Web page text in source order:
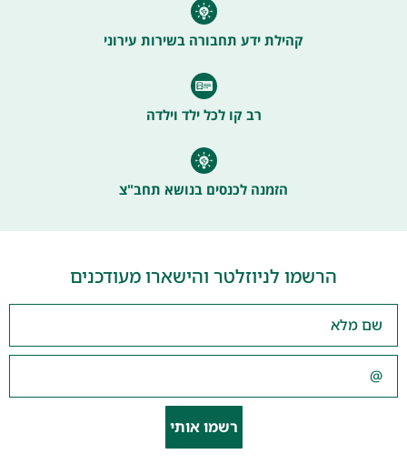
קהילת ידע תחבורה בשירות עירוני
רב קו לכל ילד וילדה
הזמנה לכנסים בנושא תחב"צ
הרשמו לניוזלטר והישארו מעודכנים
רשמו אותי